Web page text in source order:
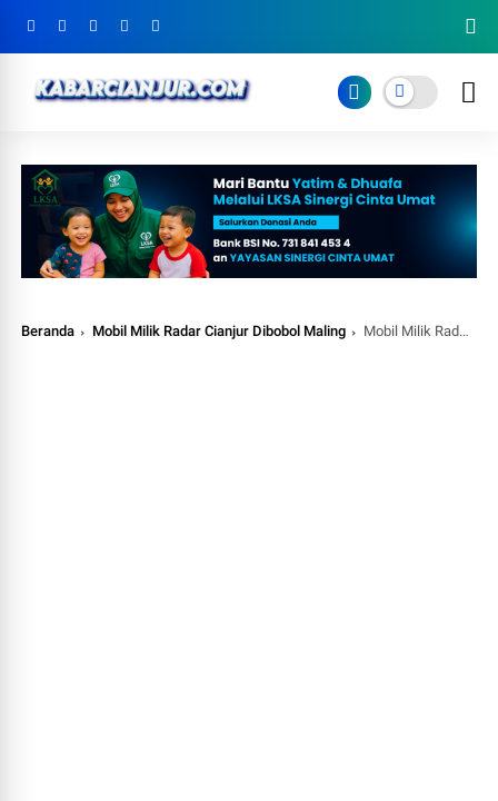
Beranda Mobil Milik Radar Cianjur Dibobol Maling Mobil Milik Radar Cianjur Dibobol Maling